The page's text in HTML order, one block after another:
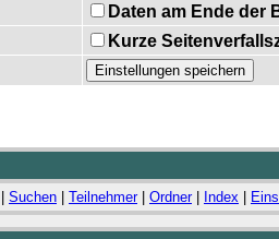
Daten am Ende der
Kurze
Suchen Teilnehmer| Ordner| Index